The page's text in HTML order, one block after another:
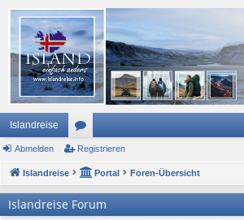
Islandreise
or
en
Abmelden Registrieren
Islandreise Portal Foren-Übersicht
Islandreise Forum